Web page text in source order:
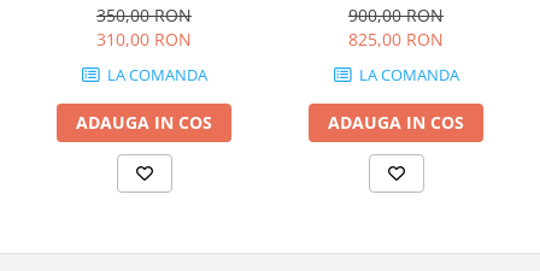
Scari , lize si depozitare
Unelte pentru masurat
Echere si compasuri
Telemetre
350,00 RON
310,00 RON
LA COMANDA
ADAUGA IN COS
900,00 RON
825,00 RON
LA COMANDA
ADAUGA IN COS